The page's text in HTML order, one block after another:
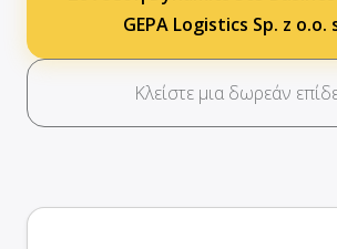
GEPA Logistics Sp. z o.o.
Κλείστε μια δωρεάν